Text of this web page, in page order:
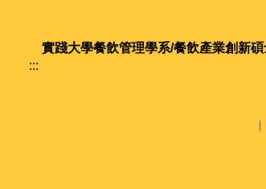
:::
實踐大學餐飲管理學系/餐飲產業創新